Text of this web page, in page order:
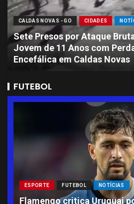
CALDAS NOVAS - GO CIDADES
Sete Presos por Ataque
Jovem de 11 Anos com
Encefálica em Caldas Novas
FUTEBOL
ESPORTE FUTEBOL NOTÍCIAS
Flamengo critica Uruguai